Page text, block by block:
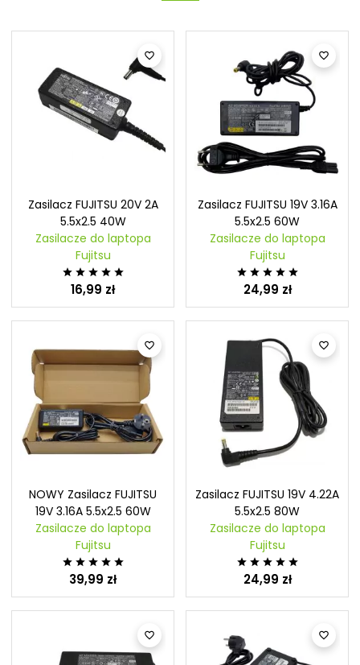

Zasilacz FUJITSU 20V 2A
5.5x2.5 40W
Zasilacze do laptopa
Fujitsu
    
16,99 zł

Zasilacz FUJITSU 19V 3.16A
5.5x2.5 60W
Zasilacze do laptopa
Fujitsu
    
24,99 zł

NOWY Zasilacz FUJITSU
19V 3.16A 5.5x2.5 60W
Zasilacze do laptopa
Fujitsu
    
39,99 zł

Zasilacz FUJITSU 19V 4.22A
5.5x2.5 80W
Zasilacze do laptopa
Fujitsu
    
24,99 zł
 